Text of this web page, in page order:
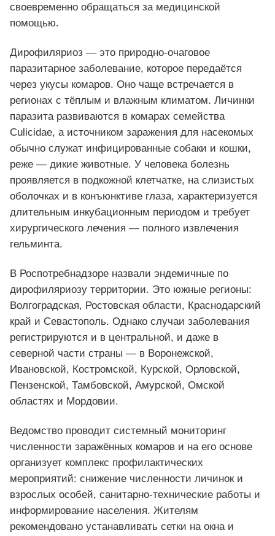
своевременно обращаться за медицинской
помощью.
Дирофиляриоз — это природно-очаговое
паразитарное заболевание, которое передаётся
через укусы комаров. Оно чаще встречается в
регионах с тёплым и влажным климатом. Личинки
паразита развиваются в комарах семейства
Culicidae, а источником заражения для насекомых
обычно служат инфицированные собаки и кошки,
реже — дикие животные. У человека болезнь
проявляется в подкожной клетчатке, на слизистых
оболочках и в конъюнктиве глаза, характеризуется
длительным инкубационным периодом и требует
хирургического лечения — полного извлечения
гельминта.
В Роспотребнадзоре назвали эндемичные по
дирофиляриозу территории. Это южные регионы:
Волгоградская, Ростовская области, Краснодарский
край и Севастополь. Однако случаи заболевания
регистрируются и в центральной, и даже в
северной части страны — в Воронежской,
Ивановской, Костромской, Курской, Орловской,
Пензенской, Тамбовской, Амурской, Омской
областях и Мордовии.
Ведомство проводит системный мониторинг
численности заражённых комаров и на его основе
организует комплекс профилактических
мероприятий: снижение численности личинок и
взрослых особей, санитарно-технические работы и
информирование населения. Жителям
рекомендовано устанавливать сетки на окна и